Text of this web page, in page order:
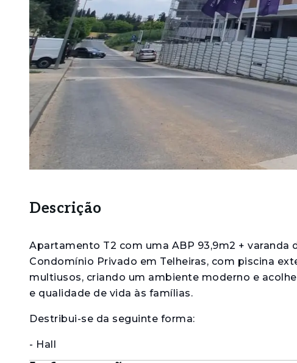
Descrição
Apartamento T2 com uma ABP 93,9m2 + varanda
Condomínio Privado em Telheiras, com piscina
multiusos, criando um ambiente moderno e
e qualidade de vida às famílias.
Destribui-se da seguinte forma:
- Hall